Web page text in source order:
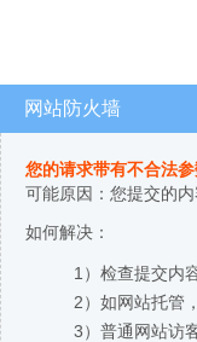
网站防火墙
您的请求带有不合法
可能原因：您提交的
如何解决：
1）检查提交内
2）如网站托管
3）普通网站访